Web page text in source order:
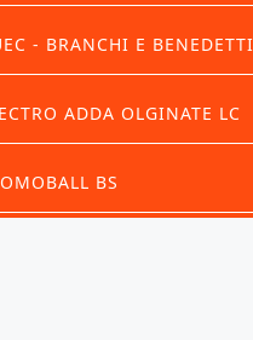
- BRANCHI E
ADDA OLGINATE LC
BS